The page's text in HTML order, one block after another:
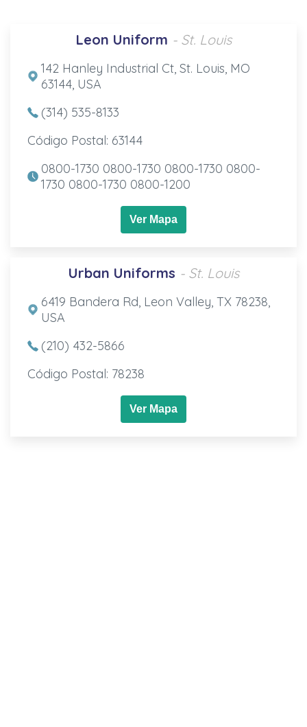
Leon Uniform - St. Louis
142 Hanley Industrial Ct, St. Louis, MO
63144, USA
(314) 535-8133
Código Postal: 63144
0800-1730 0800-1730 0800-1730 0800-
1730 0800-1730 0800-1200
Ver Mapa
Urban Uniforms - St. Louis
6419 Bandera Rd, Leon Valley, TX 78238,
USA
(210) 432-5866
Código Postal: 78238
Ver Mapa